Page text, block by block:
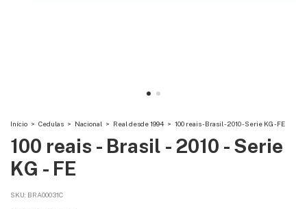
Início > Cedulas > Nacional > Real desde 1994 > 100 reais - Brasil - 2010 - Serie KG - FE
100 reais - Brasil - 2010 - Serie
KG - FE
SKU: BRA00031C